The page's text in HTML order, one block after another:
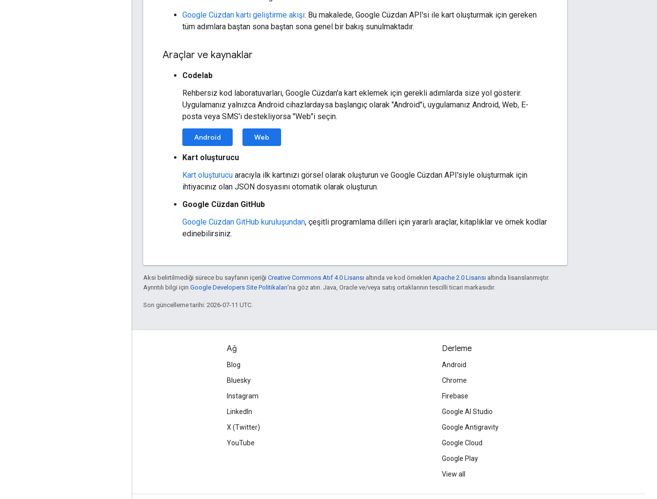
Google Cüzdan kartı geliştirme akışı: Bu makalede, Google Cüzdan API'si ile kart oluşturmak için gereken
tüm adımlara baştan sona baştan sona genel bir bakış sunulmaktadır.
Araçlar ve kaynaklar
Codelab
Rehbersiz kod laboratuvarları, Google Cüzdan'a kart eklemek için gerekli adımlarda size yol gösterir.
Uygulamanız yalnızca Android cihazlardaysa başlangıç olarak "Android"i, uygulamanız Android, Web, E-
posta veya SMS'i destekliyorsa "Web"i seçin.
Android Web
Kart oluşturucu
Kart oluşturucu aracıyla ilk kartınızı görsel olarak oluşturun ve Google Cüzdan API'siyle oluşturmak için
ihtiyacınız olan JSON dosyasını otomatik olarak oluşturun.
Google Cüzdan GitHub
Google Cüzdan GitHub kuruluşundan, çeşitli programlama dilleri için yararlı araçlar, kitaplıklar ve örnek kodlar
edinebilirsiniz.
Aksi belirtilmediği sürece bu sayfanın içeriği Creative Commons Atıf 4.0 Lisansı altında ve kod örnekleri Apache 2.0 Lisansı altında lisanslanmıştır.
Ayrıntılı bilgi için Google Developers Site Politikaları'na göz atın. Java, Oracle ve/veya satış ortaklarının tescilli ticari markasıdır.
Son güncelleme tarihi: 2026-07-11 UTC.
Ağ
Blog
Bluesky
Instagram
LinkedIn
X (Twitter)
YouTube
Derleme
Android
Chrome
Firebase
Google AI Studio
Google Antigravity
Google Cloud
Google Play
View all